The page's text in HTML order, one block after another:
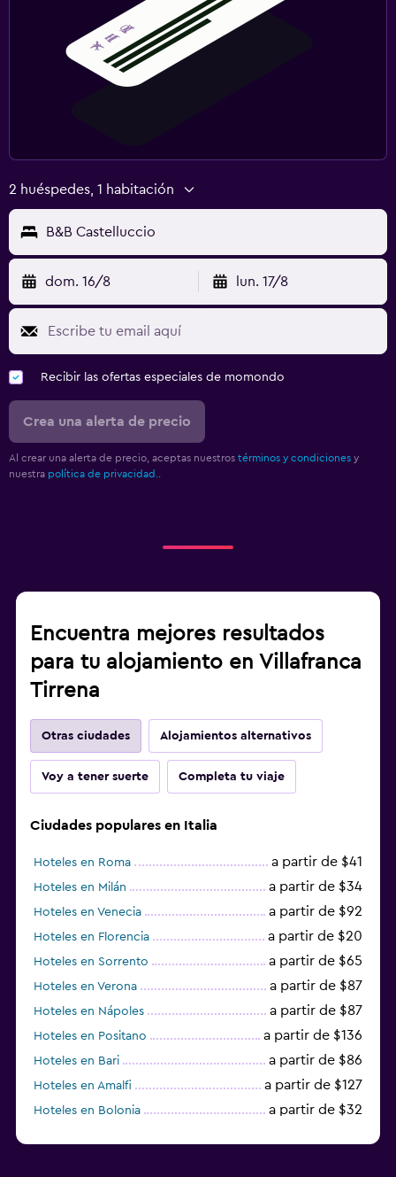
2 huéspedes, 1 habitación
B&B Castelluccio
dom. 16/8 lun. 17/8
Recibir las ofertas especiales de momondo
Crea una alerta de precio
Al crear una alerta de precio, aceptas nuestros términos y condiciones y
nuestra política de privacidad.
Encuentra mejores resultados
para tu alojamiento en Villafranca
Tirrena
Otras ciudades Alojamientos alternativos
Voy a tener suerte Completa tu viaje
Ciudades populares en Italia
Hoteles en Roma a partir de $41
Hoteles en Milán a partir de $34
Hoteles en Venecia a partir de $92
Hoteles en Florencia a partir de $20
Hoteles en Sorrento a partir de $65
Hoteles en Verona a partir de $87
Hoteles en Nápoles a partir de $87
Hoteles en Positano a partir de $136
Hoteles en Bari a partir de $86
Hoteles en Amalfi a partir de $127
Hoteles en Bolonia a partir de $32